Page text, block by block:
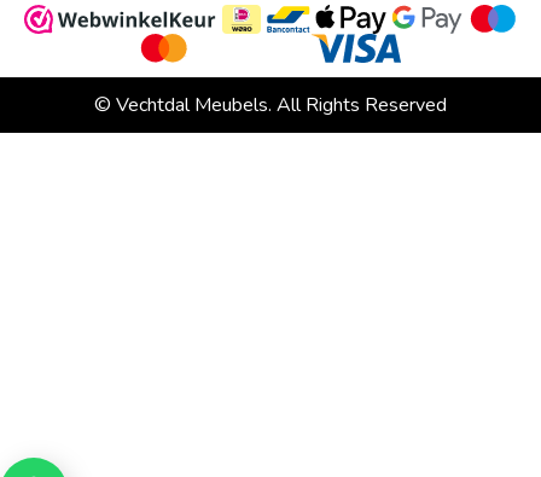
© Vechtdal Meubels. All Rights Reserved